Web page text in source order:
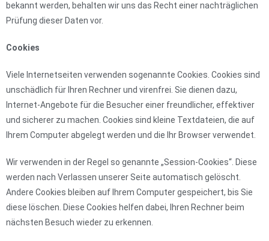
bekannt werden, behalten wir uns das Recht einer nachträglichen
Prüfung dieser Daten vor.
Cookies
Viele Internetseiten verwenden sogenannte Cookies. Cookies sind
unschädlich für Ihren Rechner und virenfrei. Sie dienen dazu,
Internet-Angebote für die Besucher einer freundlicher, effektiver
und sicherer zu machen. Cookies sind kleine Textdateien, die auf
Ihrem Computer abgelegt werden und die Ihr Browser verwendet.
Wir verwenden in der Regel so genannte „Session-Cookies“. Diese
werden nach Verlassen unserer Seite automatisch gelöscht.
Andere Cookies bleiben auf Ihrem Computer gespeichert, bis Sie
diese löschen. Diese Cookies helfen dabei, Ihren Rechner beim
nächsten Besuch wieder zu erkennen.